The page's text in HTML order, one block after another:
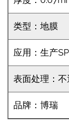
类型：地膜
应用：生产
表面处理：不
品牌：博瑞